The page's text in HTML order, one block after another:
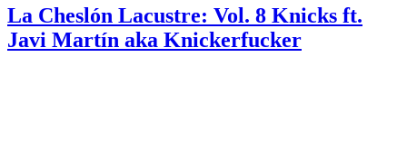
La Cheslón Lacustre: Vol. 8 Knicks ft.
Javi Martín aka Knickerfucker